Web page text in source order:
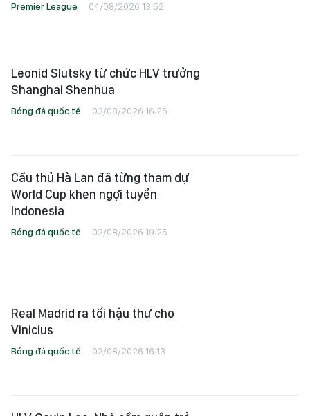
Premier League 04/08/2026 13:52
Leonid Slutsky từ chức HLV trưởng
Shanghai Shenhua
Bóng đá quốc tế 03/08/2026 16:26
Cầu thủ Hà Lan đã từng tham dự
World Cup khen ngợi tuyển
Indonesia
Bóng đá quốc tế 02/08/2026 19:25
Real Madrid ra tối hậu thư cho
Vinicius
Bóng đá quốc tế 02/08/2026 16:13